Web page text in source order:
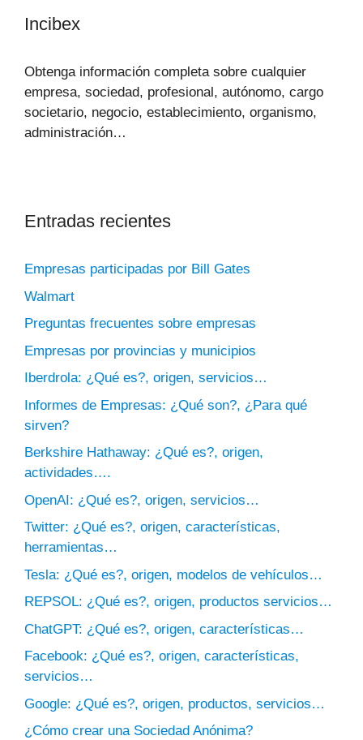
Incibex
Obtenga información completa sobre cualquier
empresa, sociedad, profesional, autónomo, cargo
societario, negocio, establecimiento, organismo,
administración…
Entradas recientes
Empresas participadas por Bill Gates
Walmart
Preguntas frecuentes sobre empresas
Empresas por provincias y municipios
Iberdrola: ¿Qué es?, origen, servicios…
Informes de Empresas: ¿Qué son?, ¿Para qué
sirven?
Berkshire Hathaway: ¿Qué es?, origen,
actividades….
OpenAI: ¿Qué es?, origen, servicios…
Twitter: ¿Qué es?, origen, características,
herramientas…
Tesla: ¿Qué es?, origen, modelos de vehículos…
REPSOL: ¿Qué es?, origen, productos servicios…
ChatGPT: ¿Qué es?, origen, características…
Facebook: ¿Qué es?, origen, características,
servicios…
Google: ¿Qué es?, origen, productos, servicios…
¿Cómo crear una Sociedad Anónima?